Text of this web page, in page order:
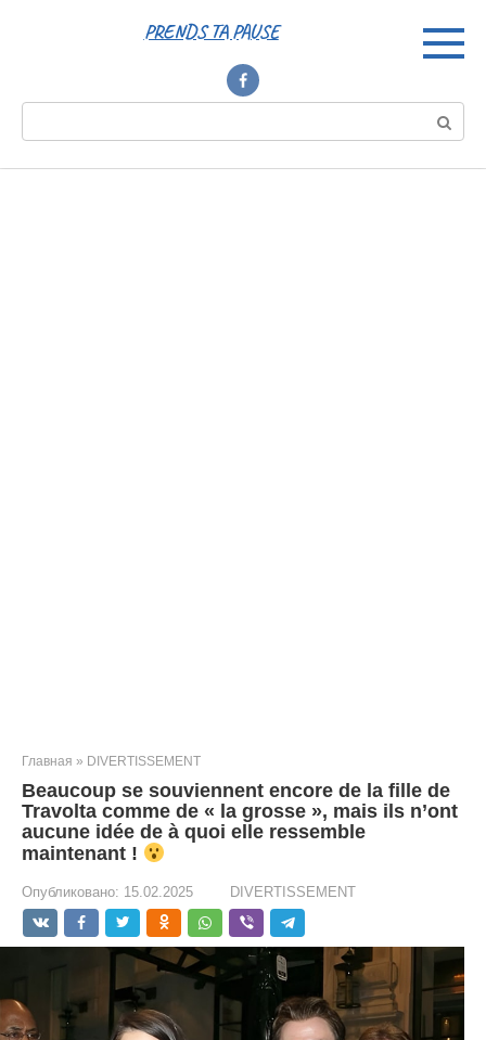
PRENDS TA PAUSE
Главная » DIVERTISSEMENT
Beaucoup se souviennent encore de la fille de
Travolta comme de « la grosse », mais ils n’ont
aucune idée de à quoi elle ressemble
maintenant !
Опубликовано: 15.02.2025 DIVERTISSEMENT